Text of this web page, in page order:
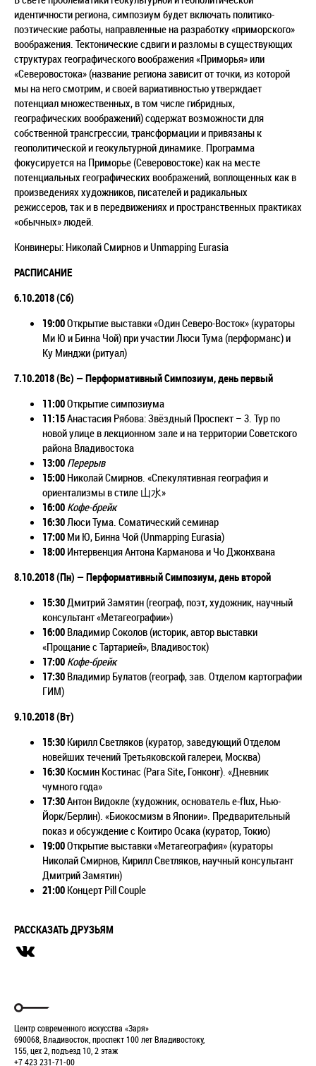
идентичности региона, симпозиум будет включать политико-
поэтические работы, направленные на разработку «приморского»
воображения. Тектонические сдвиги и разломы в существующих
структурах географического воображения «Приморья» или
«Северовостока» (название региона зависит от точки, из которой
мы на него смотрим, и своей вариативностью утверждает
потенциал множественных, в том числе гибридных,
географических воображений) содержат возможности для
собственной трансгрессии, трансформации и привязаны к
геополитической и геокультурной динамике. Программа
фокусируется на Приморье (Северовостоке) как на месте
потенциальных географических воображений, воплощенных как в
произведениях художников, писателей и радикальных
режиссеров, так и в передвижениях и пространственных практиках
«обычных» людей.
Конвинеры: Николай Смирнов и Unmapping Eurasia
РАСПИСАНИЕ
6.10.2018 (Сб)
19:00Открытие выставки «Один Северо-Восток» (кураторы
Ми Ю и Бинна Чой) при участии Люси Тума (перформанс) и
Ку Минджи (ритуал)
7.10.2018 (Вс) — Перформативный Симпозиум, день первый
11:00Открытие симпозиума
11:15Анастасия Рябова: Звёздный Проспект – 3. Тур по
новой улице в лекционном зале и на территории Советского
района Владивостока
13:00 Перерыв
15:00 Николай Смирнов. «Спекулятивная география и
ориентализмы в стиле 山水»
16:00 Кофе-брейк
16:30 Люси Тума. Соматический семинар
17:00 Ми Ю, Бинна Чой (Unmapping Eurasia)
18:00 Интервенция Антона Карманова и Чо Джонхвана
8.10.2018 (Пн) — Перформативный Симпозиум, день второй
15:30 Дмитрий Замятин (географ, поэт, художник, научный
консультант «Метагеографии»)
16:00 Владимир Соколов (историк, автор выставки
«Прощание с Тартарией», Владивосток)
17:00 Кофе-брейк
17:30 Владимир Булатов (географ, зав. Отделом картографии
ГИМ)
9.10.2018 (Вт)
15:30 Кирилл Светляков (куратор, заведующий Отделом
новейших течений Третьяковской галереи, Москва)
16:30 Космин Костинас (Para Site, Гонконг). «Дневник
чумного года»
17:30Антон Видокле (художник, основатель e-flux, Нью-
Йорк/Берлин). «Биокосмизм в Японии». Предварительный
показ и обсуждение с Коитиро Осака (куратор, Токио)
19:00Открытие выставки «Метагеография» (кураторы
Николай Смирнов, Кирилл Светляков, научный консультант
Дмитрий Замятин)
21:00 Концерт Pill Couple
РАССКАЗАТЬ ДРУЗЬЯМ
Центр современного искусства «Заря»
690068, Владивосток, проспект 100 лет Владивостоку,
155, цех 2, подъезд 10, 2 этаж
+7 423 231-71-00